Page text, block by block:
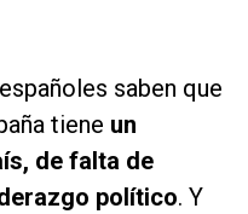
saben que
tiene un
de falta de
político. Y